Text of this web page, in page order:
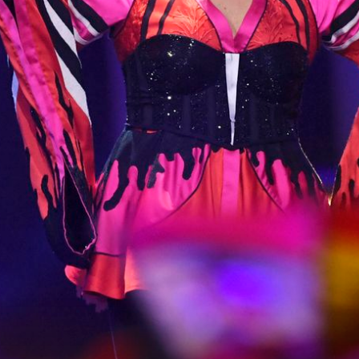
Netta Barzilai (Foto: AFP)
u
I PJESMA SE DRUGAČIJE ZVALA
Zbog ovih stihova izraelskoj
prijetila je diskvalifikacija s Eurosonga,
morala ih je promijeniti